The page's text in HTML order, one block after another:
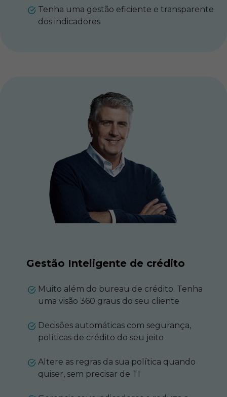
Tenha uma gestão eficiente e transparente
dos indicadores
Gestão Inteligente de crédito
Muito além do bureau de crédito. Tenha
uma visão 360 graus do seu cliente
Decisões automáticas com segurança,
políticas de crédito do seu jeito
Altere as regras da sua política quando
quiser, sem precisar de TI